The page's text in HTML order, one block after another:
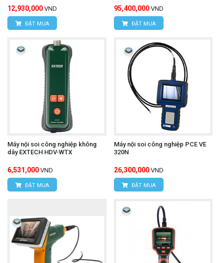
12,930,000 VND
ĐẶT MUA
95,400,000 VND
ĐẶT MUA
Máy nội soi công nghiệp không
dây EXTECH HDV-WTX
6,531,000 VND
ĐẶT MUA
Máy nội soi công nghiệp PCE VE
320N
26,300,000 VND
ĐẶT MUA